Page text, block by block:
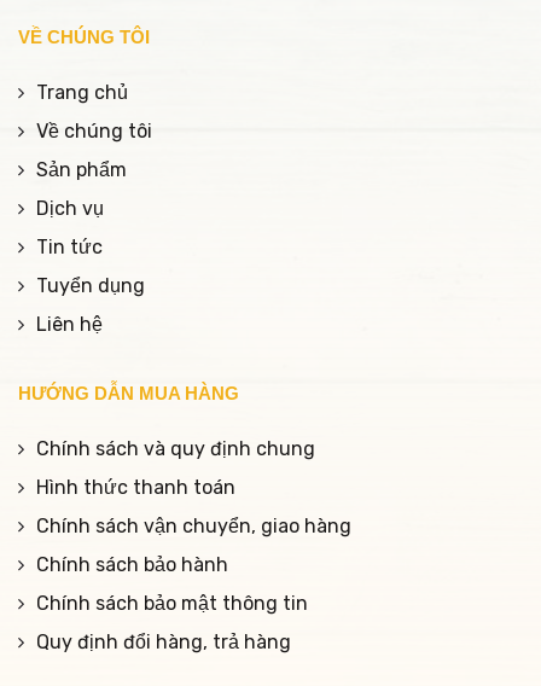
VỀ CHÚNG TÔI
Trang chủ
Về chúng tôi
Sản phẩm
Dịch vụ
Tin tức
Tuyển dụng
Liên hệ
HƯỚNG DẪN MUA HÀNG
Chính sách và quy định chung
Hình thức thanh toán
Chính sách vận chuyển, giao hàng
Chính sách bảo hành
Chính sách bảo mật thông tin
Quy định đổi hàng, trả hàng